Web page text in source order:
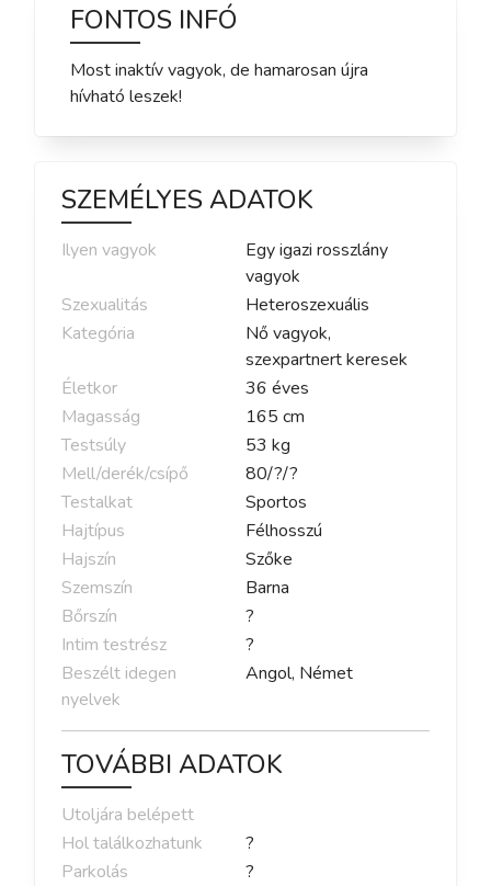
FONTOS INFÓ
Most inaktív vagyok, de hamarosan újra
hívható leszek!
SZEMÉLYES ADATOK
Ilyen vagyok
Egy igazi rosszlány
vagyok
Szexualitás
Heteroszexuális
Kategória
Nő vagyok,
szexpartnert keresek
Életkor
36 éves
Magasság
165 cm
Testsúly
53 kg
Mell/derék/csípő
80/?/?
Testalkat
Sportos
Hajtípus
Félhosszú
Hajszín
Szőke
Szemszín
Barna
Bőrszín
?
Intim testrész
?
Beszélt idegen
nyelvek
Angol, Német
TOVÁBBI ADATOK
Utoljára belépett
Hol találkozhatunk
?
Parkolás
?